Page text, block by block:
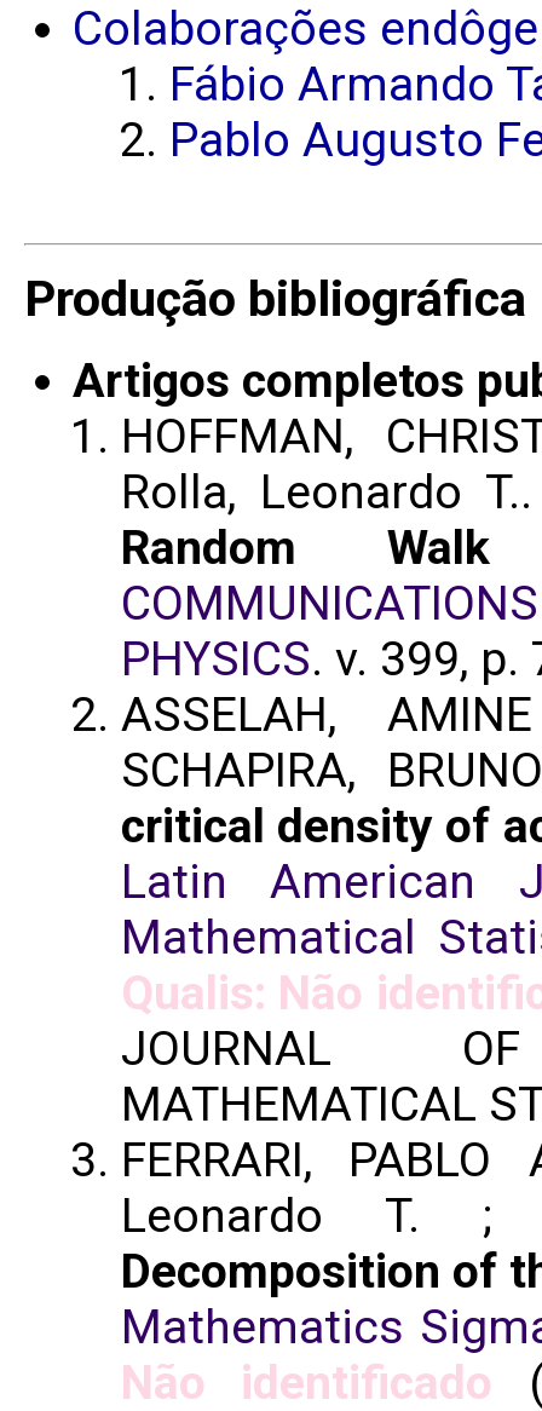
Colaborações
Fábio Armando
Pablo Augusto
Produção bibliográfica
Artigos completos
HOFFMAN,
Rolla, Leonardo
Random
PHYSICS. v. 399,
ASSELAH,
SCHAPIRA,
critical density of
Latin American
Mathematical
Qualis: Não
JOURNAL
MATHEMATICAL
FERRARI,
Leonardo T. ;
Decomposition of
Mathematics
Não identificado